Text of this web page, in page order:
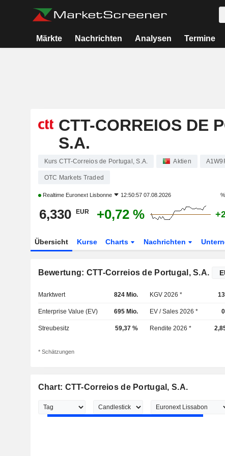
Märkte Nachrichten Analysen Termine
CTT-CORREIOS DE
S.A.
Kurs CTT-Correios de Portugal, S.A. Aktien
OTC Markets Traded
Realtime Euronext Lisbonne 12:50:57 07.08.2026
6,330 EUR +0,72 %
Übersicht Kurse Charts Nachrichten
Bewertung: CTT-Correios de Portugal, S.A.
Marktwert 824 Mio. KGV 2026 *
Enterprise Value (EV) 695 Mio. EV / Sales 2026 *
Streubesitz 59,37 % Rendite 2026 *
* Schätzungen
Chart: CTT-Correios de Portugal, S.A.